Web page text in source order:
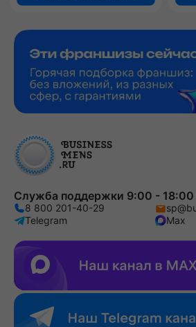
Служба поддержки 9:00 -
8 800 201-40-29
Telegram
Max